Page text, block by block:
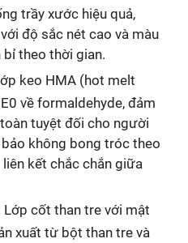
trầy xước hiệu quả,
độ sắc nét cao và màu
theo thời gian.
keo HMA (hot melt
về formaldehyde, đảm
tuyệt đối cho người
không bong tróc theo
kết chắc chắn giữa
Lớp cốt than tre với mật
xuất từ bột than tre và